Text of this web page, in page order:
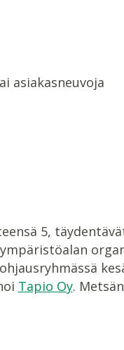
asiakasneuvoja
5,
Tapio Oy.